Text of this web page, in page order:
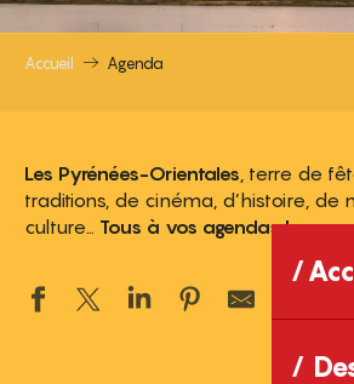
Accueil Agenda
Les Pyrénées-Orientales , terre de
traditions, de cinéma, d’histoire, de
culture… Tous à vos agendas !